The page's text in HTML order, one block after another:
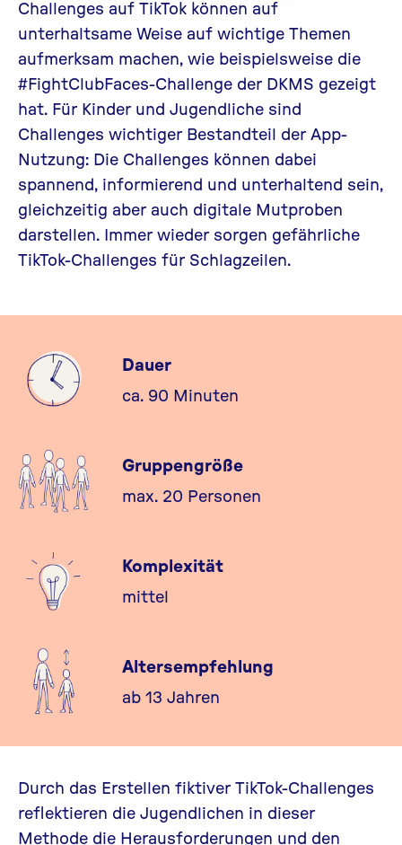
Challenges auf TikTok können auf
unterhaltsame Weise auf wichtige Themen
aufmerksam machen, wie beispielsweise die
#FightClubFaces-Challenge der DKMS gezeigt
hat. Für Kinder und Jugendliche sind
Challenges wichtiger Bestandteil der App-
Nutzung: Die Challenges können dabei
spannend, informierend und unterhaltend sein,
gleichzeitig aber auch digitale Mutproben
darstellen. Immer wieder sorgen gefährliche
TikTok-Challenges für Schlagzeilen.
Dauer
ca. 90 Minuten
Gruppengröße
max. 20 Personen
Komplexität
mittel
Altersempfehlung
ab 13 Jahren
Durch das Erstellen fiktiverTikTok-Challenges
reflektieren die Jugendlichen in dieser
Methode die Herausforderungen und den